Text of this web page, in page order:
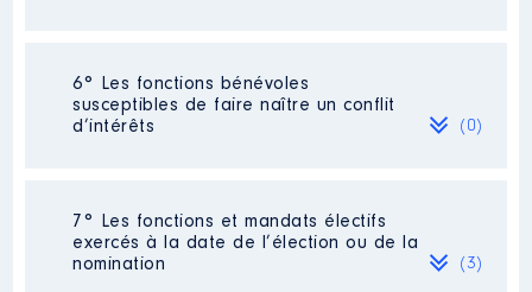
2018 1900 €
Net
2019
1950 €
Net
2020
Néant
6° Les fonctions bénévoles
susceptibles de faire naître un conflit
d’intérêts
(0)
Néant
7° Les fonctions et mandats électifs
exercés à la date de l’élection ou de la
nomination
(3)